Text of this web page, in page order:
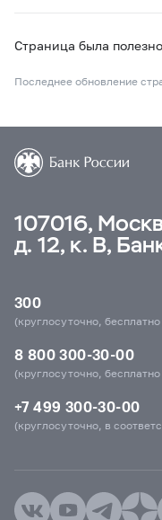
Страница была
Последнее обновление
107016,
д. 12, к. В,
300
(круглосуточно,
8 800 300-30-00
(круглосуточно,
+7 499 300-30-00
(круглосуточно, в